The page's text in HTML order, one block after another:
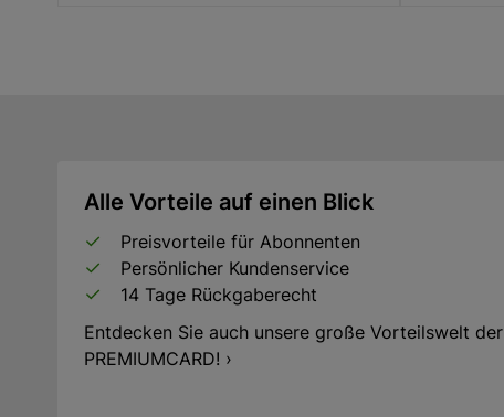
Alle Vorteile auf einen Blick
Preisvorteile für Abonnenten
Persönlicher Kundenservice
14 Tage Rückgaberecht
Entdecken Sie auch unsere große Vorteilswelt der
PREMIUMCARD! ›